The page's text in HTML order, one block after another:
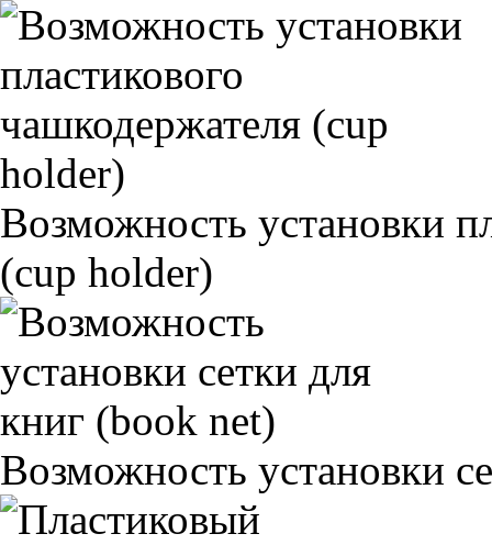
Возможность установки
(cup holder)
Возможность установки